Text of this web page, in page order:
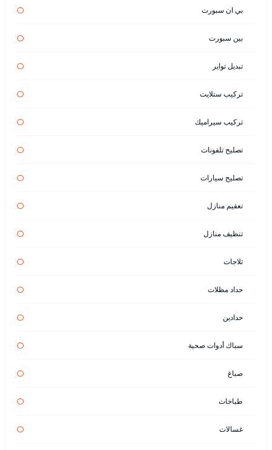
بي ان سبورت
بين سبورت
تبديل تواير
تركيب ستلايت
تركيب سيراميك
تصليح تلفونات
تصليح سيارات
تعقيم منازل
تنظيف منازل
ثلاجات
حداد مظلات
حدادين
سباك أدوات صحية
صباغ
طباخات
غسالات